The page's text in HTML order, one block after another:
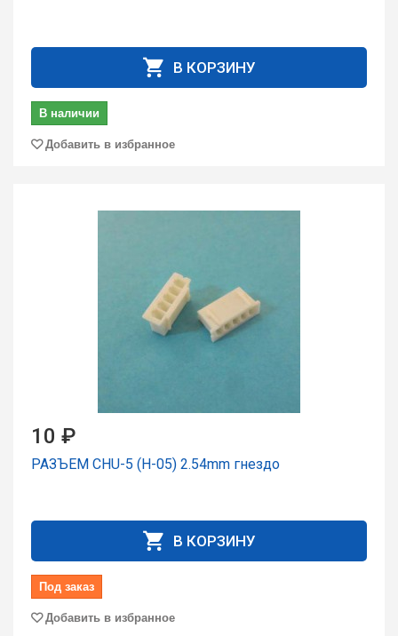
В КОРЗИНУ
В наличии
Добавить в избранное
10 ₽
РАЗЪЕМ CHU-5 (H-05) 2.54mm гнездо
В КОРЗИНУ
Под заказ
Добавить в избранное